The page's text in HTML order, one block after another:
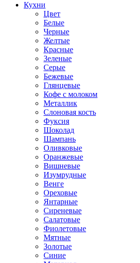
Кухни
Цвет
Белые
Черные
Желтые
Красные
Зеленые
Серые
Бежевые
Глянцевые
Кофе с молоком
Металлик
Слоновая кость
Фуксия
Шоколад
Шампань
Оливковые
Оранжевые
Вишневые
Изумрудные
Венге
Ореховые
Янтарные
Сиреневые
Салатовые
Фиолетовые
Мятные
Золотые
Синие